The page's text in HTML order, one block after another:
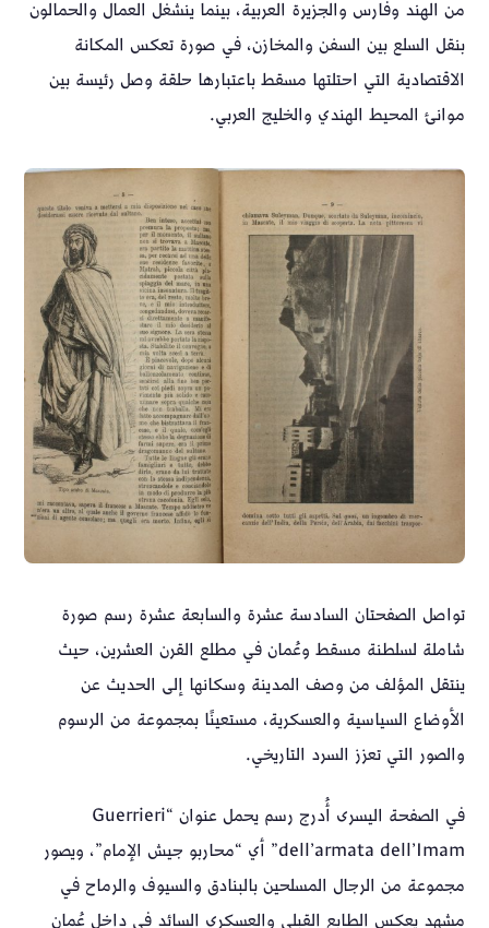
من الهند وفارس والجزيرة العربية، بينما ينشغل العمال والحمالون
بنقل السلع بين السفن والمخازن، في صورة تعكس المكانة
الاقتصادية التي احتلتها مسقط باعتبارها حلقة وصل رئيسة بين
موانئ المحيط الهندي والخليج العربي.
تواصل الصفحتان السادسة عشرة والسابعة عشرة رسم صورة
شاملة لسلطنة مسقط وعُمان في مطلع القرن العشرين، حيث
ينتقل المؤلف من وصف المدينة وسكانها إلى الحديث عن
الأوضاع السياسية والعسكرية، مستعينًا بمجموعة من الرسوم
والصور التي تعزز السرد التاريخي.
في الصفحة اليسرى أُدرج رسم يحمل عنوان “Guerrieri
dell’armata dell’Imam” أي “محاربو جيش الإمام”، ويصور
مجموعة من الرجال المسلحين بالبنادق والسيوف والرماح في
مشهد يعكس الطابع القبلي والعسكري السائد في داخل عُمان